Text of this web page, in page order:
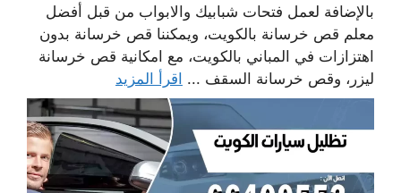
بالإضافة لعمل فتحات شبابيك والابواب من قبل أفضل
معلم قص خرسانة بالكويت، ويمكننا قص خرسانة بدون
اهتزازات في المباني بالكويت، مع امكانية قص خرسانة
ليزر، وقص خرسانة السقف ... اقرأ المزيد